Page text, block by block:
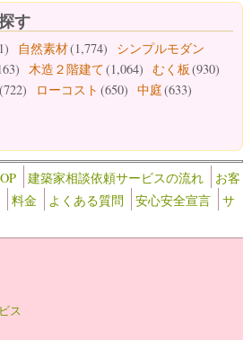
す
自然素材(1,774)
シンプルモダン
木造２階建て(1,064) むく板 (930)
(722) ローコスト (650) 中庭(633)
建築家相談依頼サービスの流れ
お客
料金 よくある質問 安心安全宣言
サ
ス